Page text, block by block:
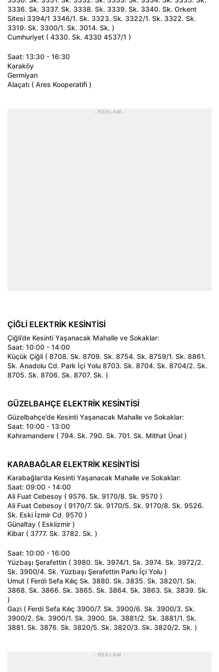
3336. Sk. 3337. Sk. 3338. Sk. 3339. Sk. 3340. Sk. Orkent
Sitesi 3394/1 3346/1. Sk. 3323. Sk. 3322/1. Sk. 3322. Sk.
3319. Sk. 3300/1. Sk. 3014. Sk. )
Cumhuriyet ( 4330. Sk. 4330 4537/1 )
Saat: 13:30 - 16:30
Karaköy
Germiyan
Alaçatı ( Ares Kooperatifi )
- REKLAM -
ÇİĞLİ ELEKTRİK KESİNTİSİ
Çiğli’de Kesinti Yaşanacak Mahalle ve Sokaklar:
Saat: 10:00 - 14:00
Küçük Çiğli ( 8708. Sk. 8709. Sk. 8754. Sk. 8759/1. Sk. 8861.
Sk. Anadolu Cd. Park İçi Yolu 8703. Sk. 8704. Sk. 8704/2. Sk.
8705. Sk. 8706. Sk. 8707. Sk. )
GÜZELBAHÇE ELEKTRİK KESİNTİSİ
Güzelbahçe’de Kesinti Yaşanacak Mahalle ve Sokaklar:
Saat: 10:00 - 13:00
Kahramandere ( 794. Sk. 790. Sk. 701. Sk. Mithat Ünal )
KARABAĞLAR ELEKTRİK KESİNTİSİ
Karabağlar’da Kesinti Yaşanacak Mahalle ve Sokaklar:
Saat: 09:00 - 14:00
Ali Fuat Cebesoy ( 9576. Sk. 9170/8. Sk. 9570 )
Ali Fuat Cebesoy ( 9170/7. Sk. 9170/5. Sk. 9170/8. Sk. 9526.
Sk. Eski İzmir Cd. 9570 )
Günaltay ( Eskiizmir )
Kibar ( 3777. Sk. 3782. Sk. )
Saat: 10:00 - 16:00
Yüzbaşı Şerafettin ( 3980. Sk. 3974/1. Sk. 3974. Sk. 3972/2.
Sk. 3900/4. Sk. Yüzbaşı Şerafettin Parkı İçi Yolu )
Umut ( Ferdi Sefa Kılıç Sk. 3880. Sk. 3835. Sk. 3820/1. Sk.
3868. Sk. 3866. Sk. 3865. Sk. 3864. Sk. 3863. Sk. 3839. Sk.
)
Gazi ( Ferdi Sefa Kılıç 3900/7. Sk. 3900/6. Sk. 3900/3. Sk.
3900/2. Sk. 3900/1. Sk. 3900. Sk. 3881/2. Sk. 3881/1. Sk.
3881. Sk. 3876. Sk. 3820/5. Sk. 3820/3. Sk. 3820/2. Sk. )
- REKLAM -